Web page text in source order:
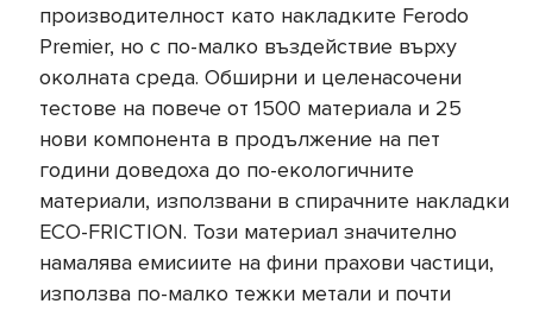
производителност като накладките Ferodo
Premier, но с по-малко въздействие върху
околната среда. Обширни и целенасочени
тестове на повече от 1500 материала и 25
нови компонента в продължение на пет
години доведоха до по-екологичните
материали, използвани в спирачните накладки
ECO-FRICTION. Този материал значително
намалява емисиите на фини прахови частици,
използва по-малко тежки метали и почти